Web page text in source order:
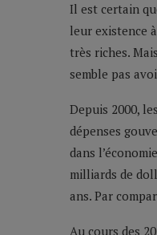
Il est certain
leur existence
très riches.
semble pas
Depuis 2000,
dépenses
dans
milliards de
ans. Par
Au cours des